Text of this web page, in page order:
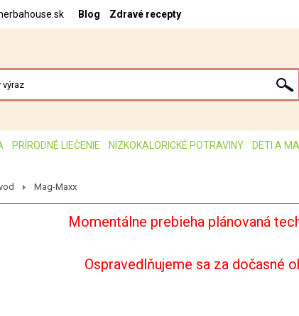
Blog Zdravé recepty
PRÍRODNÉ LIEČENIE NÍZKOKALORICKÉ POTRAVINY DETI A
Mag-Maxx
Momentálne prebieha plánovaná
Ospravedlňujeme sa za dočasné